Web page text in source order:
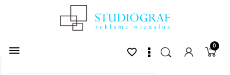
 0
favorite_border